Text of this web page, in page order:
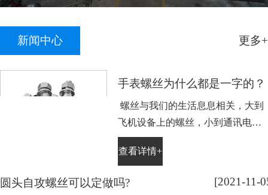
新闻中心 更多+
手表螺丝为什么都是一字的？
螺丝与我们的生活息息相关，大到
飞机设备上的螺丝，小到通讯电子
设备手表上的小螺丝。不知道大家
平时有没有留意，手表螺丝大部分
奇，跟随小编脚步来带大家了解一
查看详情+
圆头自攻螺丝可以定做吗? [2021-11-